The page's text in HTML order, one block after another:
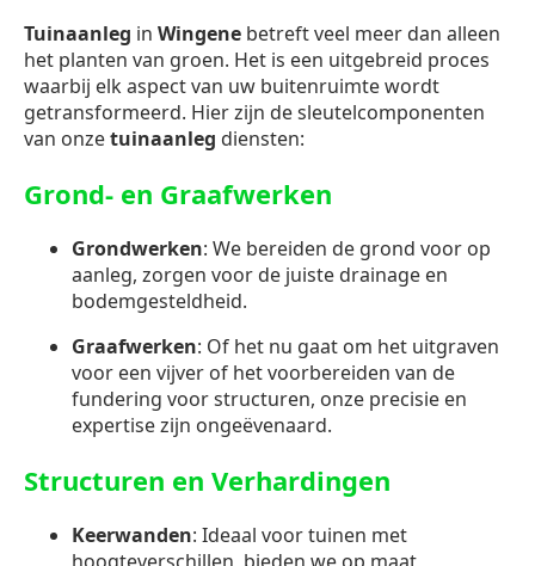
Tuinaanleg in Wingene betreft veel meer dan alleen
het planten van groen. Het is een uitgebreid proces
waarbij elk aspect van uw buitenruimte wordt
getransformeerd. Hier zijn de sleutelcomponenten
van onzetuinaanleg diensten:
Grond- en Graafwerken
Grondwerken: We bereiden de grond voor op
aanleg, zorgen voor de juiste drainage en
bodemgesteldheid.
Graafwerken: Of het nu gaat om het uitgraven
voor een vijver of het voorbereiden van de
fundering voor structuren, onze precisie en
expertise zijn ongeëvenaard.
Structuren en Verhardingen
Keerwanden: Ideaal voor tuinen met